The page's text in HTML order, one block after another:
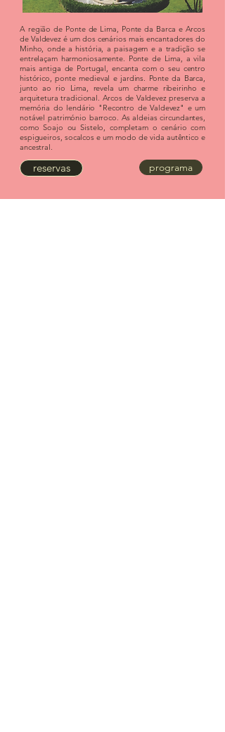
A região de Ponte de Lima, Ponte da Barca e Arcos
de Valdevez é um dos cenários mais encantadores do
Minho, onde a história, a paisagem e a tradição se
entrelaçam harmoniosamente. Ponte de Lima, a vila
mais antiga de Portugal, encanta com o seu centro
histórico, ponte medieval e jardins. Ponte da Barca,
junto ao rio Lima, revela um charme ribeirinho e
arquitetura tradicional. Arcos de Valdevez preserva a
memória do lendário "Recontro de Valdevez" e um
notável património barroco. As aldeias circundantes,
como Soajo ou Sistelo, completam o cenário com
espigueiros, socalcos e um modo de vida autêntico e
ancestral.
reservas programa